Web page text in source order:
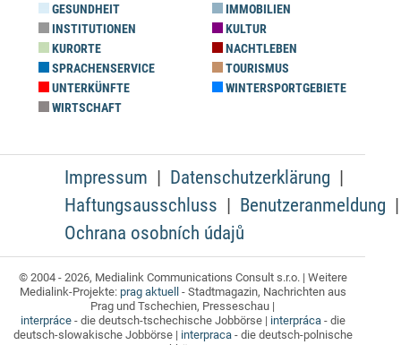
GESUNDHEIT
IMMOBILIEN
INSTITUTIONEN
KULTUR
KURORTE
NACHTLEBEN
SPRACHENSERVICE
TOURISMUS
UNTERKÜNFTE
WINTERSPORTGEBIETE
WIRTSCHAFT
Impressum
Datenschutzerklärung
Haftungsausschluss
Benutzeranmeldung
Ochrana osobních údajů
© 2004 - 2026, Medialink Communications Consult s.r.o. | Weitere
Medialink-Projekte: prag aktuell - Stadtmagazin, Nachrichten aus
Prag und Tschechien, Presseschau |
interpráce- die deutsch-tschechische Jobbörse | interpráca- die
deutsch-slowakische Jobbörse | interpraca- die deutsch-polnische